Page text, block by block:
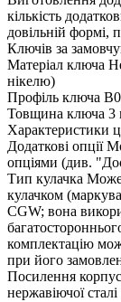
кількість
довільній формі,
Ключів за
Матеріал ключа
нікелю)
Профіль ключа
Товщина ключа 3
Характеристики
Додаткові опції
опціями (див.
Тип кулачка Може
кулачком
CGW; вона
комплектацію
при його
Посилення
нержавіючої сталі